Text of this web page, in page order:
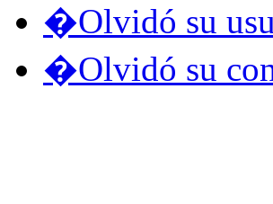
�Olvidó su
�Olvidó su